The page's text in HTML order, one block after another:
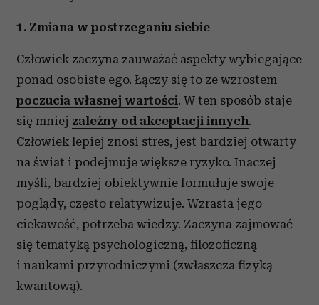
1. Zmiana w postrzeganiu siebie
Człowiek zaczyna zauważać aspekty wybiegające
ponad osobiste ego. Łączy się to ze wzrostem
poczucia własnej wartości. W ten sposób staje
się mniej zależny od akceptacji innych.
Człowiek lepiej znosi stres, jest bardziej otwarty
na świat i podejmuje większe ryzyko. Inaczej
myśli, bardziej obiektywnie formułuje swoje
poglądy, często relatywizuje. Wzrasta jego
ciekawość, potrzeba wiedzy. Zaczyna zajmować
się tematyką psychologiczną, filozoficzną
i naukami przyrodniczymi (zwłaszcza fizyką
kwantową).